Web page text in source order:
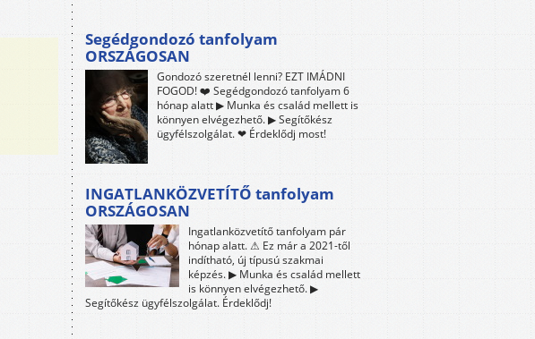
Segédgondozó tanfolyam
ORSZÁGOSAN
Gondozó szeretnél lenni? EZT IMÁDNI
FOGOD! ❤️ Segédgondozó tanfolyam 6
hónap alatt ▶ Munka és család mellett is
könnyen elvégezhető. ▶ Segítőkész
ügyfélszolgálat. ❤ Érdeklődj most!
INGATLANKÖZVETÍTŐ tanfolyam
ORSZÁGOSAN
Ingatlanközvetítő tanfolyam pár
hónap alatt. ⚠ Ez már a 2021-től
indítható, új típusú szakmai
képzés. ▶ Munka és család mellett
is könnyen elvégezhető. ▶
Segítőkész ügyfélszolgálat. Érdeklődj!